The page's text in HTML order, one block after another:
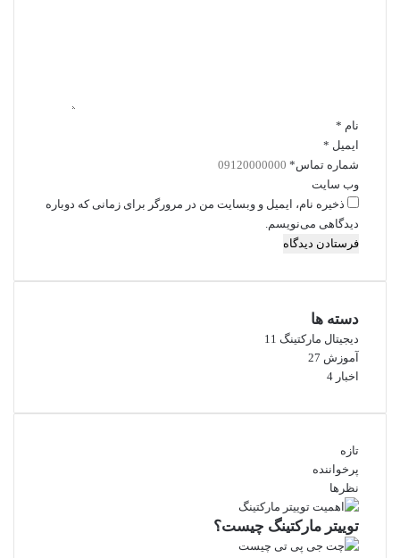
نام *
ایمیل *
شماره تماس*
وب‌ سایت
ذخیره نام، ایمیل و وبسایت من در مرورگر برای زمانی که دوباره
دیدگاهی می‌نویسم.
دسته ها
دیجیتال مارکتینگ 11
آموزش 27
اخبار 4
تازه
پرخواننده
نظرها
توییتر مارکتینگ چیست؟